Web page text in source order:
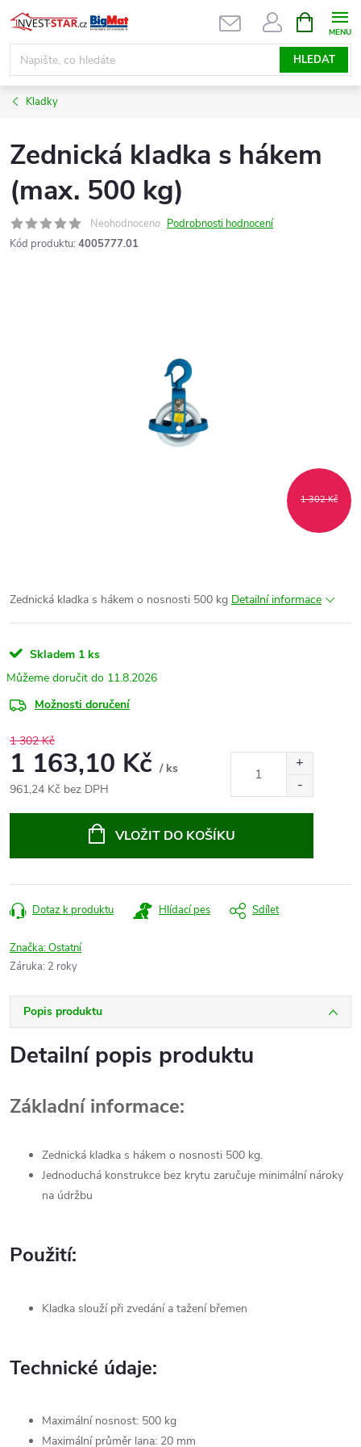
Přejít
na
obsah
HLEDAT
NÁKUPNÍ
KOŠÍK
Kladky
Zednická kladka s hákem
(max. 500 kg)
Neohodnoceno Podrobnosti hodnocení
Kód produktu: 4005777.01
1 302 Kč
Zednická kladka s hákem o nosnosti 500 kg Detailní informace
Skladem 1 ks
11.8.2026
Možnosti doručení
1 302 Kč
1 163,10 Kč / ks
961,24 Kč bez DPH
VLOŽIT DO KOŠÍKU
Dotaz k produktu Hlídací pes Sdílet
Značka:Ostatní
Záruka: 2 roky
Popis produktu
Detailní popis produktu
Základní informace:
Zednická kladka s hákem o nosnosti 500 kg.
Jednoduchá konstrukce bez krytu zaručuje minimální nároky
na údržbu
Použití:
Kladka slouží při zvedání a tažení břemen
Technické údaje:
Maximální nosnost: 500 kg
Maximální průměr lana: 20 mm